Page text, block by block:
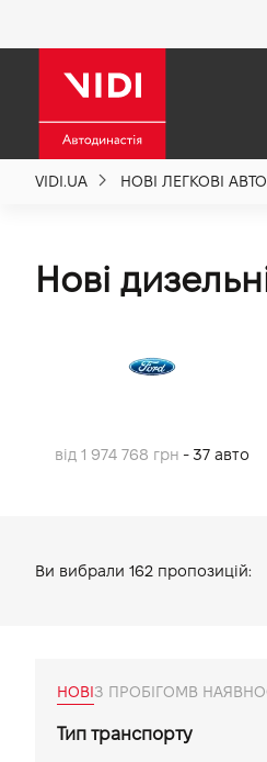
VIDI.UA НОВІ ЛЕГКОВІ
Нові
від 1 974 768 грн - 37 авто
Ви вибрали 162 пропозицій:
НОВІЗ ПРОБІГОМВ
Тип транспорту
Про компанію
Новини
Політика якості
Контакти